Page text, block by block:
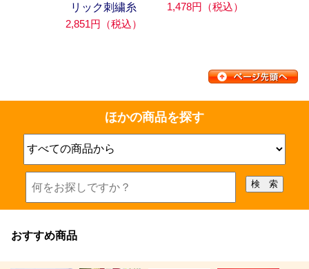
リック刺繍糸
2,851円（税込）
1,478円（税込）
ほかの商品を探す
おすすめ商品